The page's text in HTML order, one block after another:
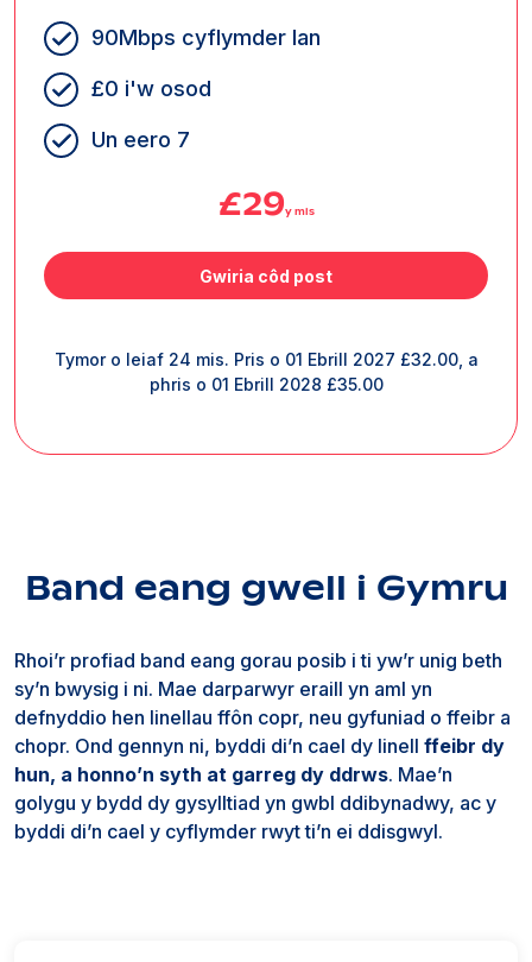
90Mbps cyflymder lan
£0 i'w osod
Un eero 7
£29y mis
Gwiria côd post
Tymor o leiaf 24 mis. Pris o 01 Ebrill 2027 £32.00, a
phris o 01 Ebrill 2028 £35.00
Band eang gwell i Gymru
Rhoi’r profiad band eang gorau posib i ti yw’r unig beth
sy’n bwysig i ni. Mae darparwyr eraill yn aml yn
defnyddio hen linellau ffôn copr, neu gyfuniad o ffeibr a
chopr. Ond gennyn ni, byddi di’n cael dy linell ffeibr dy
hun, a honno’n syth at garreg dy ddrws. Mae’n
golygu y bydd dy gysylltiad yn gwbl ddibynadwy, ac y
byddi di’n cael y cyflymder rwyt ti’n ei ddisgwyl.